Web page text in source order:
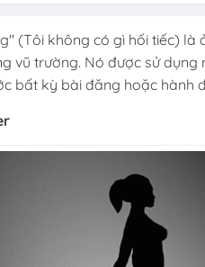
(Tôi không có gì hối tiếc) là
vũ trường. Nó được sử
bất kỳ bài đăng hoặc hành